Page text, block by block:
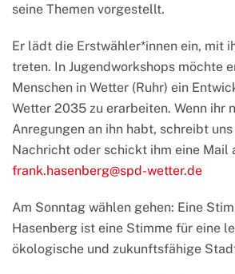
seine Themen vorgestellt.
Er lädt die Erstwähler*innen ein, mit
treten. In Jugendworkshops möchte
Menschen in Wetter (Ruhr) ein
Wetter 2035 zu erarbeiten. Wenn ihr
Anregungen an ihn habt, schreibt
Nachricht oder schickt ihm eine Mail
frank.hasenberg@spd-wetter.de
Am Sonntag wählen gehen: Eine
Hasenberg ist eine Stimme für eine
ökologische und zukunftsfähige